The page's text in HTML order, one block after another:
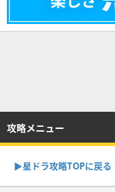
攻略メニュー
▶︎星ドラ攻略TOPに戻る